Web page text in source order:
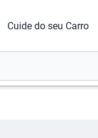
Cuide do seu Carro